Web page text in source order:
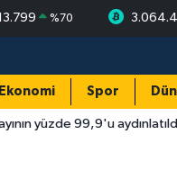
%70
Ekonomi Spor
aydınlatıldı